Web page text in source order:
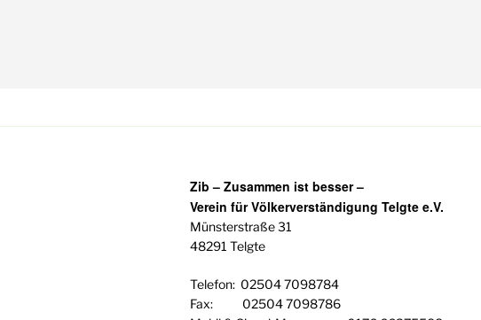
Zib – Zusammen ist besser –
Verein für Völkerverständigung Telgte e.V.
Münsterstraße 31
48291 Telgte
Telefon: 02504 7098784
Fax: 02504 7098786